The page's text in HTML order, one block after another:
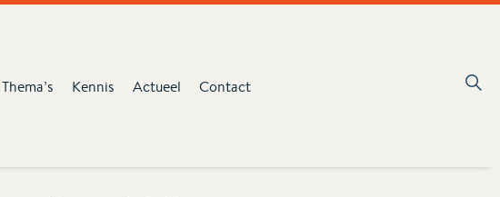
Thema’s Kennis Actueel Contact